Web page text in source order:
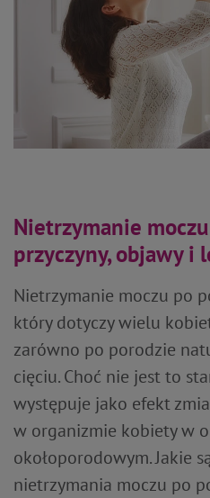
Nietrzymanie
przyczyny, objawy i
Nietrzymanie moczu po
który dotyczy wielu
zarówno po porodzie
cięciu. Choć nie jest to
występuje jako efekt
w organizmie kobiety w
okołoporodowym. Jakie
nietrzymania moczu po